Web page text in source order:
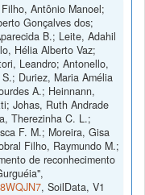
Antônio Manoel;
Gonçalves dos;
B.; Leite, Adahil
Hélia Alberto Vaz;
Leandro; Antonello,
Duriez, Maria Amélia
A.; Heinnann,
Johas, Ruth Andrade
Therezinha C. L.;
F. M.; Moreira, Gisa
Filho, Raymundo M.;
de reconhecimento
, SoilData, V1